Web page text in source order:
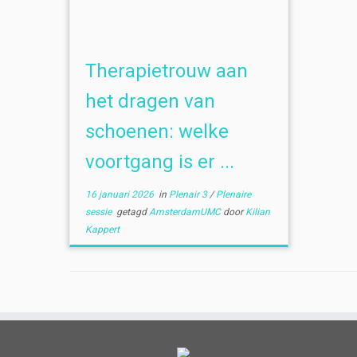
Therapietrouw aan
het dragen van
schoenen: welke
voortgang is er ...
16 januari 2026 in Plenair 3/Plenaire
sessie getagdAmsterdamUMC doorKilian
Kappert